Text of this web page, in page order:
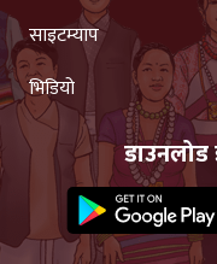
साइटम्याप
भिडियो
डाउनलोड